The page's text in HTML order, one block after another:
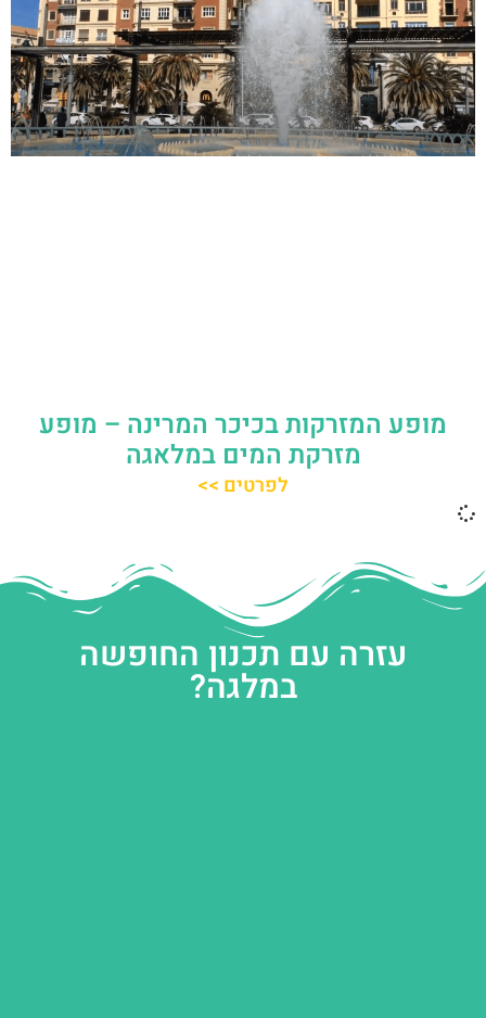
מופע המזרקות בכיכר המרינה – מופע
מזרקת המים במלאגה
לפרטים >>
עזרה עם תכנון החופשה
במלגה?